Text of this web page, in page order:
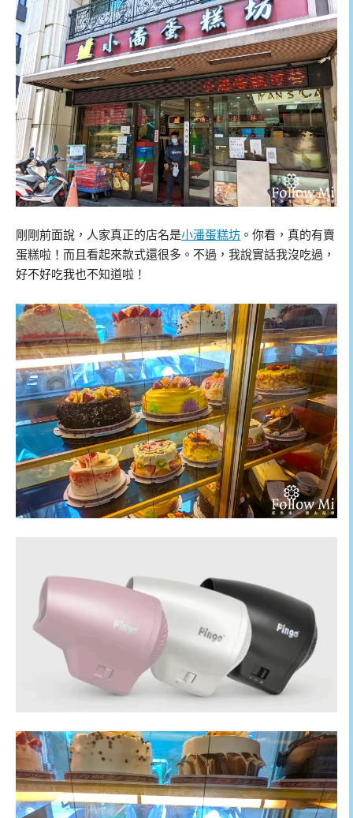
剛剛前面說，人家真正的店名是小潘蛋糕坊 。你看，真的有賣
蛋糕啦！而且看起來款式還很多。不過，我說實話我沒吃過，
好不好吃我也不知道啦！